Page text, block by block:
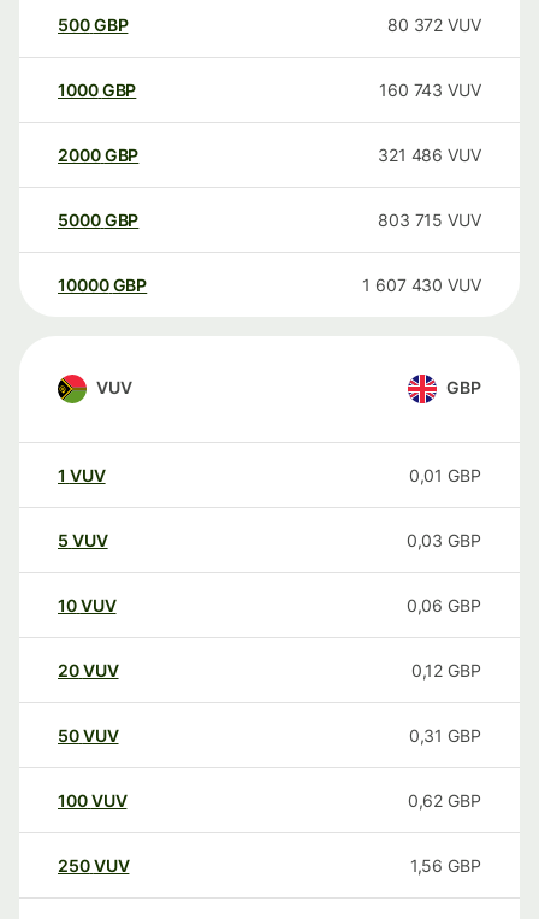
500GBP 80 372 VUV
1000GBP 160 743 VUV
2000GBP 321 486 VUV
5000GBP 803 715 VUV
10000 GBP 1 607 430 VUV
VUV GBP
1 VUV 0,01 GBP
5 VUV 0,03 GBP
10VUV 0,06 GBP
20VUV 0,12 GBP
50VUV 0,31 GBP
100VUV 0,62 GBP
250VUV 1,56 GBP